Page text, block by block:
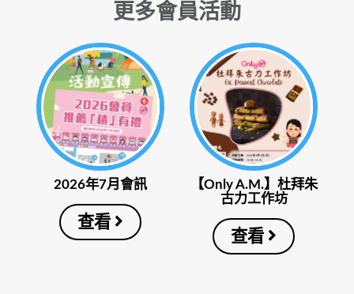
更多會員活動
2026年7月會訊
查看
【Only A.M.】杜拜朱
古力工作坊
查看